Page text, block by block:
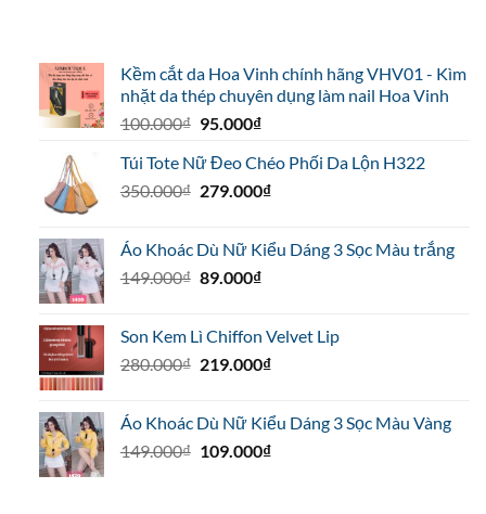
Kềm cắt da Hoa Vinh chính hãng VHV01 - Kìm
nhặt da thép chuyên dụng làm nail Hoa Vinh
100.000₫ Giá
là:
100.000₫.
95.000₫Giá
tại
là:
Túi Tote Nữ Đeo Chéo Phối Da Lộn H322
350.000₫ Giá
350.000₫.
279.000₫Giá
là:
Áo Khoác Dù Nữ Kiểu Dáng 3 Sọc Màu trắng
149.000₫ Giá
149.000₫.
89.000₫Giá
là:
89.000₫.
Son Kem Lì Chiffon Velvet Lip
280.000₫ Giá
280.000₫.
219.000₫Giá
là:
219.000₫.
Áo Khoác Dù Nữ Kiểu Dáng 3 Sọc Màu Vàng
149.000₫ Giá
109.000₫Giá